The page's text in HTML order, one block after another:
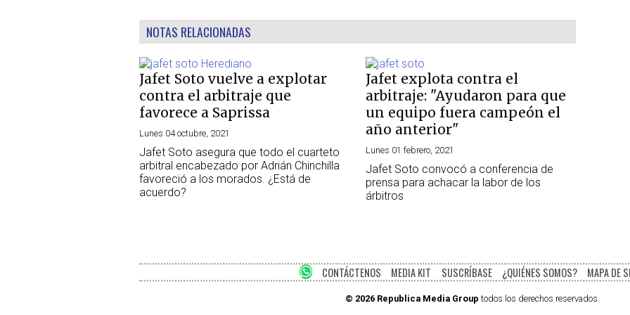
NOTAS RELACIONADAS
Jafet Soto vuelve a explotar
contra el arbitraje que
favorece a Saprissa
Lunes 04 octubre, 2021
Jafet Soto asegura que todo el cuarteto
arbitral encabezado por Adrián Chinchilla
favoreció a los morados. ¿Está de
acuerdo?
Jafet explota contra el
arbitraje: "Ayudaron para que
un equipo fuera campeón el
año anterior"
Lunes 01 febrero, 2021
Jafet Soto convocó a conferencia de
prensa para achacar la labor de los
árbitros
CONTÁCTENOS MEDIA KIT SUSCRÍBASE ¿QUIÉNES SOMOS? MAPA DE
© 2026 Republica Media Group todos los derechos reservados.